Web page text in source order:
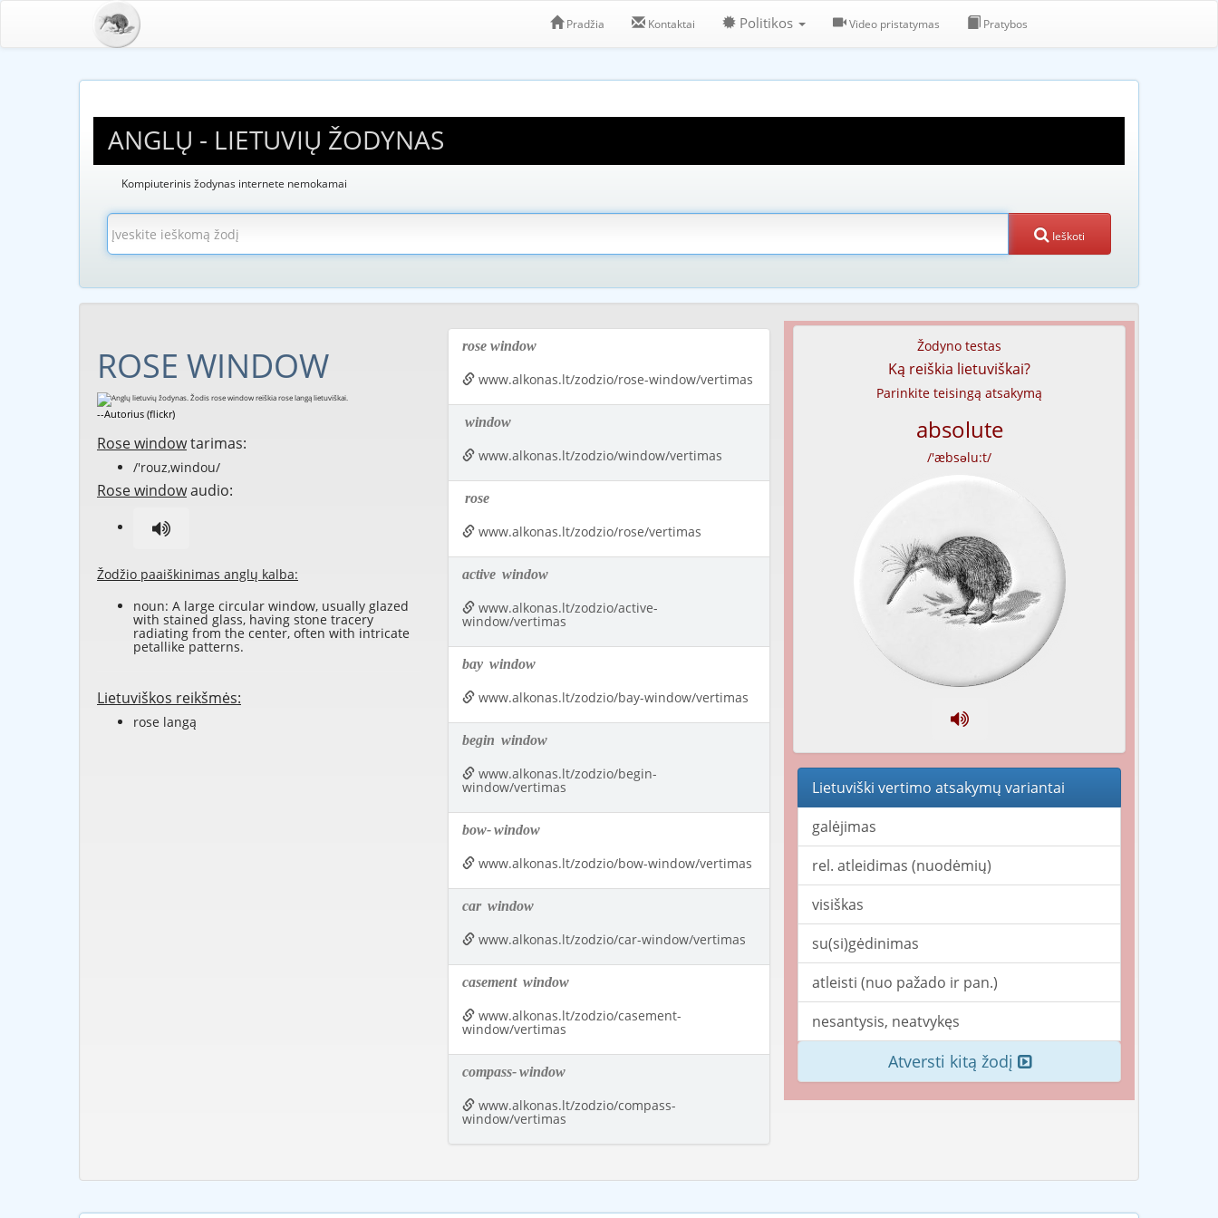
Pradžia Kontaktai Politikos Video pristatymas Pratybos
ANGLŲ - LIETUVIŲ ŽODYNAS
Kompiuterinis žodynas internete nemokamai
Ieškoti
ROSE WINDOW
--Autorius (flickr)
Rose windowtarimas:
/'rouz,windou/
Rose windowaudio:
Žodžio paaiškinimas anglų kalba:
noun: A large circular window, usually glazed
with stained glass, having stone tracery
radiating from the center, often with intricate
petallike patterns.
Lietuviškos reikšmės:
rose langą
rose window
www.alkonas.lt/zodzio/rose-window/vertimas
window
www.alkonas.lt/zodzio/window/vertimas
rose
www.alkonas.lt/zodzio/rose/vertimas
active window
www.alkonas.lt/zodzio/active-
window/vertimas
bay window
www.alkonas.lt/zodzio/bay-window/vertimas
begin window
www.alkonas.lt/zodzio/begin-
window/vertimas
bow-window
www.alkonas.lt/zodzio/bow-window/vertimas
car window
www.alkonas.lt/zodzio/car-window/vertimas
casement window
www.alkonas.lt/zodzio/casement-
window/vertimas
compass-window
www.alkonas.lt/zodzio/compass-
window/vertimas
Žodyno testas
Ką reiškia lietuviškai?
Parinkite teisingą atsakymą
absolute
/'æbsəlu:t/
Lietuviški vertimo atsakymų variantai
galėjimas
rel. atleidimas (nuodėmių)
visiškas
su(si)gėdinimas
atleisti (nuo pažado ir pan.)
nesantysis, neatvykęs
Atversti kitą žodį